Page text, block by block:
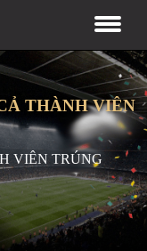
THÀNH VIÊN
VIÊN TRÚNG